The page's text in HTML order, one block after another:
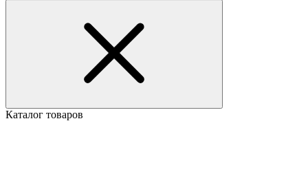
Каталог товаров